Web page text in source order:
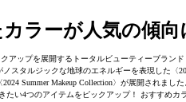
ラーが人気の傾向
ップを展開するトータルビューティーブランド
スタルジックな地球のエネルギーを表現した〈
Summer Makeup Collection〉が展開されました
い4つのアイテムをピックアップ！ おすすめカ